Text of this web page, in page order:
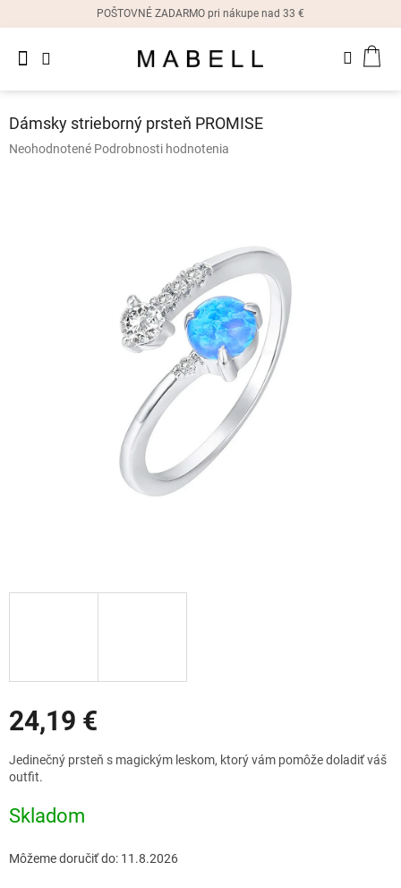
POŠTOVNÉ ZADARMO pri nákupe nad 33 €
Dámske
náušnice
Dámsky strieborný prsteň PROMISE
Priemerné
Neohodnotené Podrobnosti hodnotenia
24,19 €
cena:
Jedinečný prsteň s magickým leskom, ktorý vám pomôže doladiť váš
outfit.
Skladom
Môžeme doručiť do: 11.8.2026